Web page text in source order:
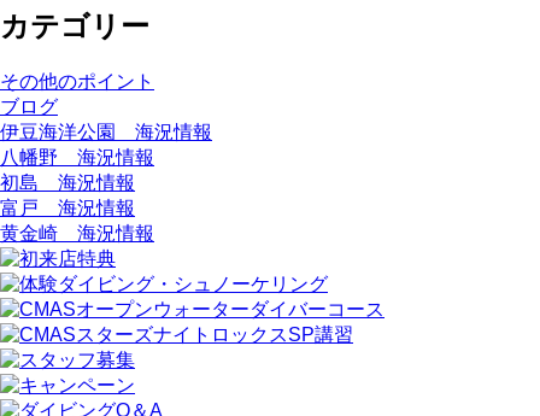
カテゴリー
その他のポイント
ブログ
伊豆海洋公園 海況情報
八幡野 海況情報
初島 海況情報
富戸 海況情報
黄金崎 海況情報